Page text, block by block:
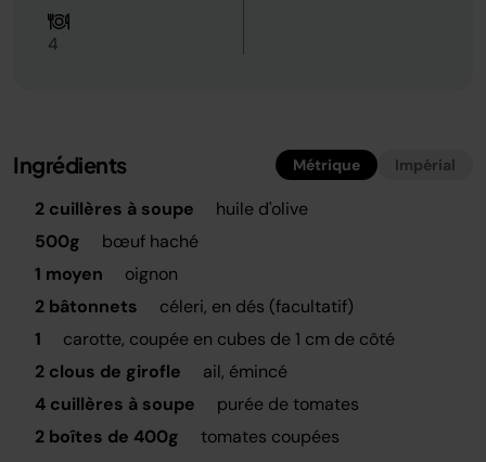
4
Ingrédients Métrique Impérial
2 cuillères à soupe
huile d'olive
500g
bœuf haché
1 moyen
oignon
2 bâtonnets
céleri, en dés (facultatif)
1
carotte, coupée en cubes de 1 cm de côté
2 clous de girofle
ail, émincé
4 cuillères à soupe
purée de tomates
2 boîtes de 400g
tomates coupées